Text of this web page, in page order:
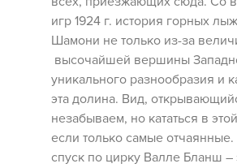
игр 1924 г. история горных
Шамони не только из-за
высочайшей вершины
уникального разнообразия и
эта долина. Вид,
незабываем, но кататься в
если только самые
спуск по цирку Валле Бланш –